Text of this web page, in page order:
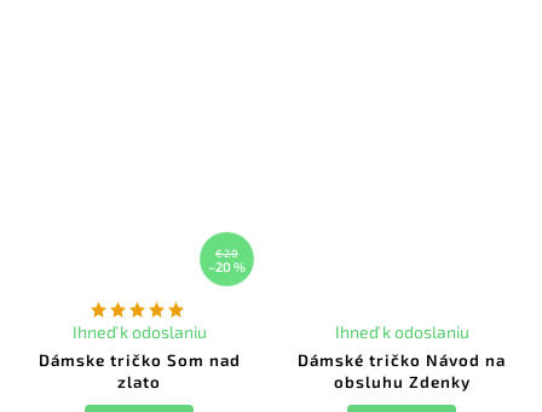
€20
–20 %
Dámske tričko Som nad
zlato
Ihneď k odoslaniu
Dámské tričko Návod na
obsluhu Zdenky
Ihneď k odoslaniu